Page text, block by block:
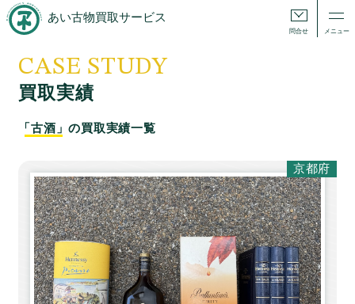
あい古物買取サービス
問合せ メニュー
CASE STUDY
買取実績
「古酒」の買取実績一覧
京都府